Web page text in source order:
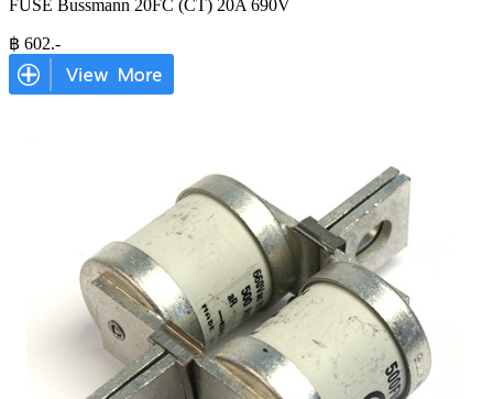
FUSE Bussmann 20FC (CT) 20A 690V
฿ 602.-